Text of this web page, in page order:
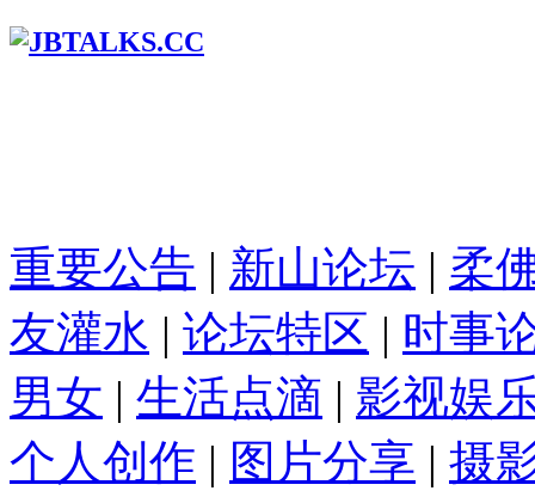
重要公告 | 新山论坛 | 柔
友灌水 | 论坛特区 | 时事
男女 | 生活点滴 | 影视娱
个人创作 | 图片分享 | 摄